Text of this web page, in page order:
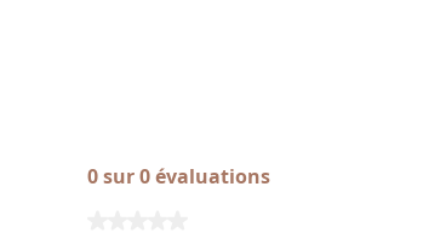
0 sur 0 évaluations